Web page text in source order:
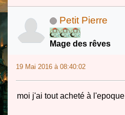
Petit Pierre
Mage des rêves
19 Mai 2016 à 08:40:02
moi j'ai tout acheté à l'epoque